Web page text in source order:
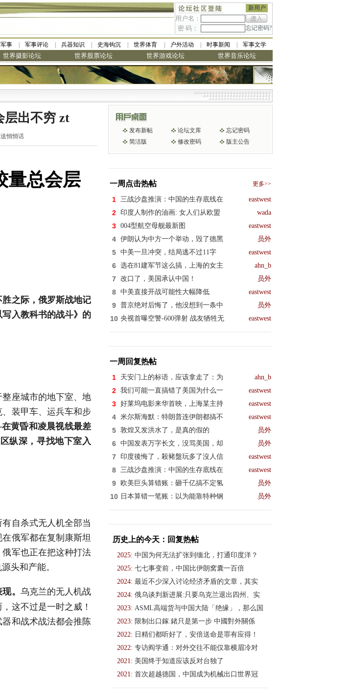
新用户
用户名：
密 码：
忘记密码?
事 军事评论 兵器知识 史海钩沉 世界体育 户外活动 时事新闻 军事文学
世界摄影论坛 世界股票论坛 世界游戏论坛 世界音乐论坛
层出不穷 zt
悄悄话
量总会层
之际，俄罗斯战地记
入教科书的战斗》的
座城市的地下室、地
装甲车、运兵车和步
在黄昏和凌晨视线最差
纵深，寻找地下室入
自杀式无人机全部当
俄军都在复制康斯坦
军也正在把这种打法
头和产能。
。 乌克兰的无人机战
这不过是一时之威！
和战术战法都会推陈
发布新帖 论坛文库
忘记密码
简洁版
修改密码 版主公告
一周点击热帖 更多>>
1 三战沙盘推演：中国的生存底线在 eastwest
2 印度人制作的油画: 女人们从欧盟 wada
3 004型航空母舰最新图 eastwest
4 伊朗认为中方一个举动，毁了德黑 员外
5 中美一旦冲突，结局逃不过11字 eastwest
6 选在81建军节这么搞，上海的女主 ahn_b
7 改口了，美国承认中国！ 员外
8 中美直接开战可能性大幅降低 eastwest
9 普京绝对后悔了，他没想到一条中 员外
10 央视首曝空警-600弹射 战友牺牲无 eastwest
一周回复热帖
1 天安门上的标语，应该拿走了：为 ahn_b
2 我们可能一直搞错了美国为什么一 eastwest
3 好莱坞电影来华首映，上海某主持 eastwest
4 米尔斯海默：特朗普连伊朗都搞不 eastwest
5 敦煌又发洪水了，是真的假的 员外
6 中国发表万字长文，没骂美国，却 员外
7 印度後悔了，殺豬盤玩多了沒人信 eastwest
8 三战沙盘推演：中国的生存底线在 eastwest
9 欧美巨头算错账：砸千亿搞不定氢 员外
10 日本算错一笔账：以为能靠特种钢 员外
历史上的今天：回复热帖
2025: 中国为何无法扩张到缅北，打通印度洋？
2025: 七七事变前，中国比伊朗窝囊一百倍
2024: 最近不少深入讨论经济矛盾的文章，其实
2024: 俄乌谈判新进展:只要乌克兰退出四州、实
2023: ASML高端货与中国大陆「绝缘」，那么国
2023: 限制出口鎵.鍺只是第一步 中國對外關係
2022: 日精们都听好了，安倍送命是罪有应得！
2022: 专访阎学通：对外交往不能仅靠横眉冷对
2021: 美国终于知道应该反对台独了
2021: 首次超越德国，中国成为机械出口世界冠